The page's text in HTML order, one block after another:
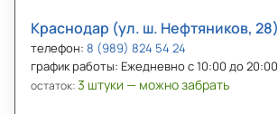
Краснодар (ул. ш. Нефтяников, 28)
телефон: 8 (989) 824 54 24
график работы: Ежедневно с 10:00 до 20:00
остаток:3 штуки — можно забрать